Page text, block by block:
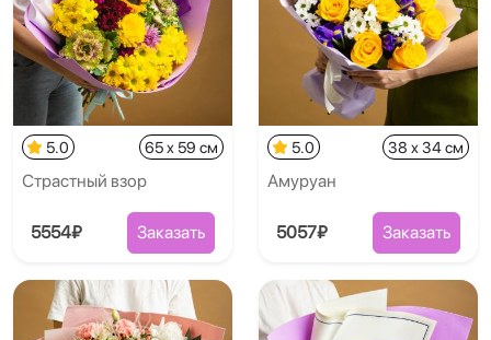
5.0 65 x 59 см
Страстный взор
5554₽ Заказать
5.0 38 x 34 см
Амуруан
5057₽ Заказать